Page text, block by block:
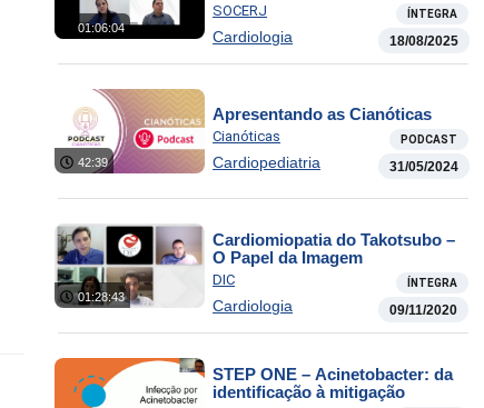
01:06:04
SOCERJ ÍNTEGRA
Cardiologia 18/08/2025
42:39
Apresentando as Cianóticas
Cianóticas PODCAST
Cardiopediatria 31/05/2024
01:28:43
Cardiomiopatia do Takotsubo –
O Papel da Imagem
DIC ÍNTEGRA
Cardiologia 09/11/2020
STEP ONE – Acinetobacter: da
identificação à mitigação